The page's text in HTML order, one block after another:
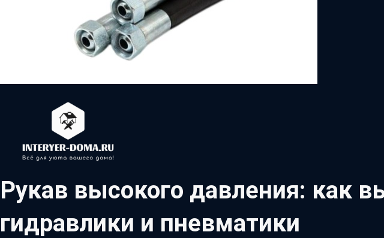
Рукав высокого давления: как
гидравлики и пневматики